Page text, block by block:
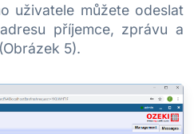
uživatele můžete odeslat
příjemce, zprávu a
5).